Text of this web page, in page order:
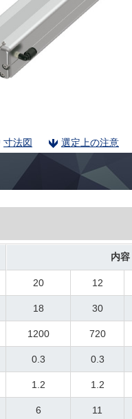
寸法図 選定上の注意
内容
20 12
18 30
1200 720
0.3 0.3
1.2 1.2
6 11